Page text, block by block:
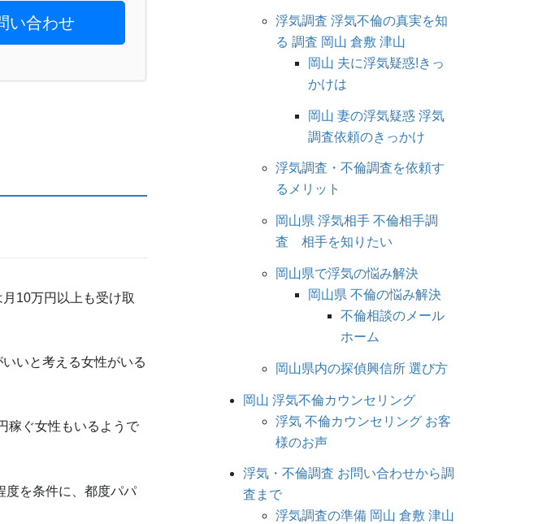
い合わせ
10万円以上も受け取
いと考える女性がいる
稼ぐ女性もいるようで
度を条件に、都度パパ
浮気調査 浮気不倫の真実を知
る 調査 岡山 倉敷 津山
岡山 夫に浮気疑惑!きっ
かけは
岡山 妻の浮気疑惑 浮気
調査依頼のきっかけ
浮気調査・不倫調査を依頼す
るメリット
岡山県 浮気相手 不倫相手調
査 相手を知りたい
岡山県で浮気の悩み解決
岡山県 不倫の悩み解決
不倫相談のメール
ホーム
岡山県内の探偵興信所 選び方
岡山 浮気不倫カウンセリング
浮気 不倫カウンセリング お客
様のお声
浮気・不倫調査 お問い合わせから調
査まで
浮気調査の準備 岡山 倉敷 津山